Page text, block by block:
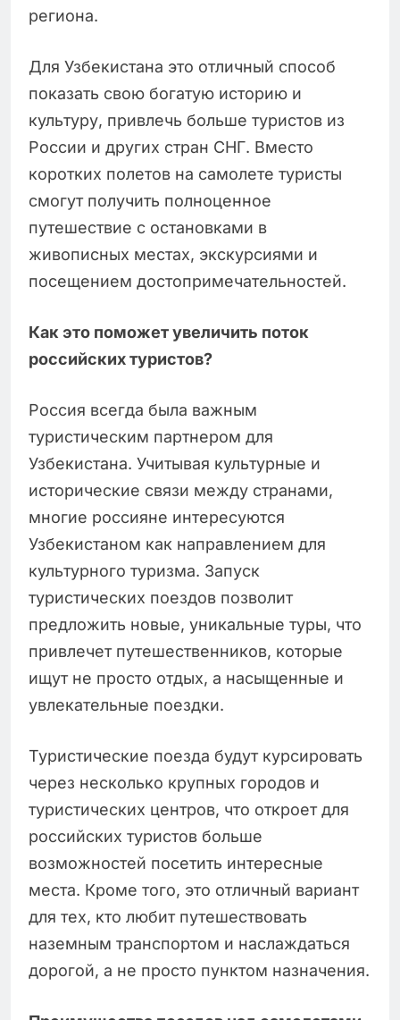
региона.
Для Узбекистана это отличный способ
показать свою богатую историю и
культуру, привлечь больше туристов из
России и других стран СНГ. Вместо
коротких полетов на самолете туристы
смогут получить полноценное
путешествие с остановками в
живописных местах, экскурсиями и
посещением достопримечательностей.
Как это поможет увеличить поток
российских туристов?
Россия всегда была важным
туристическим партнером для
Узбекистана. Учитывая культурные и
исторические связи между странами,
многие россияне интересуются
Узбекистаном как направлением для
культурного туризма. Запуск
туристических поездов позволит
предложить новые, уникальные туры, что
привлечет путешественников, которые
ищут не просто отдых, а насыщенные и
увлекательные поездки.
Туристические поезда будут курсировать
через несколько крупных городов и
туристических центров, что откроет для
российских туристов больше
возможностей посетить интересные
места. Кроме того, это отличный вариант
для тех, кто любит путешествовать
наземным транспортом и наслаждаться
дорогой, а не просто пунктом назначения.